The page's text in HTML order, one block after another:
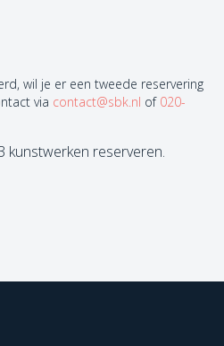
wil je er een tweede reservering
via contact@sbk.nl of 020-
kunstwerken reserveren.